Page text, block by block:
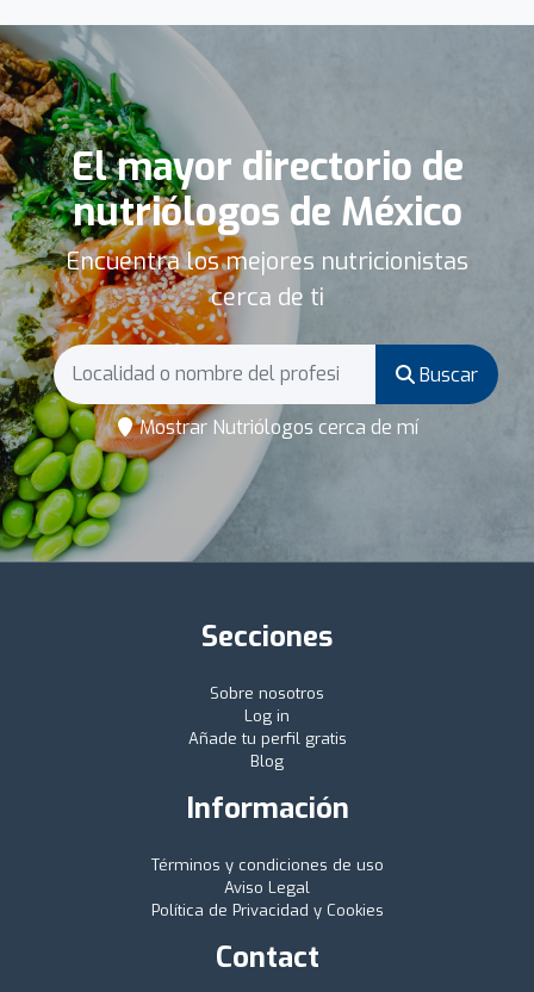
El mayor directorio de
nutriólogos de México
Encuentra los mejores nutricionistas
cerca de ti
Buscar
Mostrar Nutriólogos cerca de mí
Secciones
Sobre nosotros
Log in
Añade tu perfil gratis
Blog
Información
Términos y condiciones de uso
Aviso Legal
Política de Privacidad y Cookies
Contact